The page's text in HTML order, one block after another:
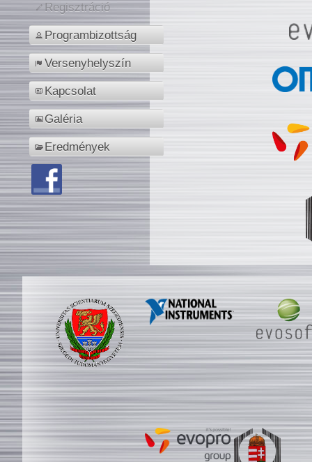
Regisztráció
Programbizottság
Versenyhelyszín
Kapcsolat
Galéria
Eredmények